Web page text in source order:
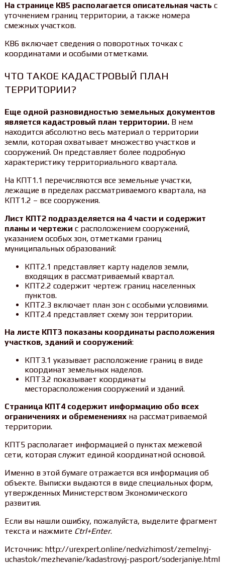
На странице КВ5 располагается описательная часть с
уточнением границ территории, а также номера
смежных участков.
КВ6 включает сведения о поворотных точках с
координатами и особыми отметками.
ЧТО ТАКОЕ КАДАСТРОВЫЙ ПЛАН
ТЕРРИТОРИИ?
Еще одной разновидностью земельных документов
является кадастровый план территории.В нем
находится абсолютно весь материал о территории
земли, которая охватывает множество участков и
сооружений. Он представляет более подробную
характеристику территориального квартала.
На КПТ1.1 перечисляются все земельные участки,
лежащие в пределах рассматриваемого квартала, на
КПТ1.2 – все сооружения.
Лист КПТ2 подразделяется на 4 части и содержит
планы и чертежи с расположением сооружений,
указанием особых зон, отметками границ
муниципальных образований:
КПТ2.1 представляет карту наделов земли,
входящих в рассматриваемый квартал.
КПТ2.2 содержит чертеж границ населенных
пунктов.
КПТ2.3 включает план зон с особыми условиями.
КПТ2.4 представляет схему зон территории.
На листе КПТ3 показаны координаты расположения
участков, зданий и сооружений:
КПТ3.1 указывает расположение границ в виде
координат земельных наделов.
КПТ3.2 показывает координаты
месторасположения сооружений и зданий.
Страница КПТ4 содержит информацию обо всех
ограничениях и обремененияхна рассматриваемой
территории.
КПТ5 располагает информацией о пунктах межевой
сети, которая служит единой координатной основой.
Именно в этой бумаге отражается вся информация об
объекте. Выписки выдаются в виде специальных форм,
утвержденных Министерством Экономического
развития.
Если вы нашли ошибку, пожалуйста, выделите фрагмент
текста и нажмите Ctrl+Enter.
Источник: http://urexpert.online/nedvizhimost/zemelnyj-
uchastok/mezhevanie/kadastrovyj-pasport/soderjaniye.html